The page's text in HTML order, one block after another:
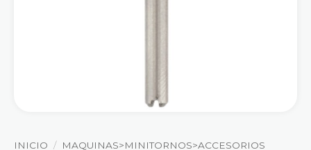
INICIO / MAQUINAS>MINITORNOS>ACCESORIOS